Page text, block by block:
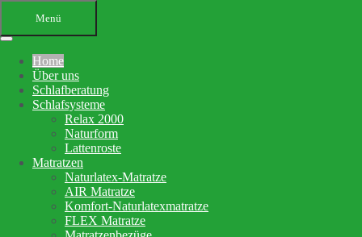
Menü
Home
Über uns
Schlafberatung
Schlafsysteme
Relax 2000
Naturform
Lattenroste
Matratzen
Naturlatex-Matratze
AIR Matratze
Komfort-Naturlatexmatratze
FLEX Matratze
Ihr Bettenfachgeschäft in
Altensteig